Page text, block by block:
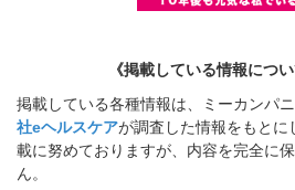
《掲載している情報につ
掲載している各種情報は、ミーカンパ
社eヘルスケアが調査した情報をもとに
載に努めておりますが、内容を完全に
ん。